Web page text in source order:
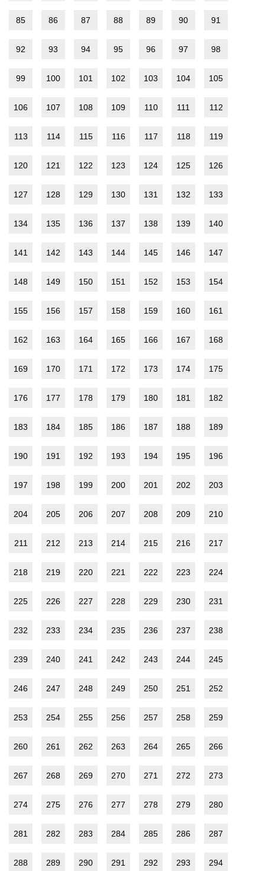
85 86 87 88 89 90 91
92 93 94 95 96 97 98
99 100 101 102 103 104 105
106 107 108 109 110 111 112
113 114 115 116 117 118 119
120 121 122 123 124 125 126
127 128 129 130 131 132 133
134 135 136 137 138 139 140
141 142 143 144 145 146 147
148 149 150 151 152 153 154
155 156 157 158 159 160 161
162 163 164 165 166 167 168
169 170 171 172 173 174 175
176 177 178 179 180 181 182
183 184 185 186 187 188 189
190 191 192 193 194 195 196
197 198 199 200 201 202 203
204 205 206 207 208 209 210
211 212 213 214 215 216 217
218 219 220 221 222 223 224
225 226 227 228 229 230 231
232 233 234 235 236 237 238
239 240 241 242 243 244 245
246 247 248 249 250 251 252
253 254 255 256 257 258 259
260 261 262 263 264 265 266
267 268 269 270 271 272 273
274 275 276 277 278 279 280
281 282 283 284 285 286 287
288 289 290 291 292 293 294